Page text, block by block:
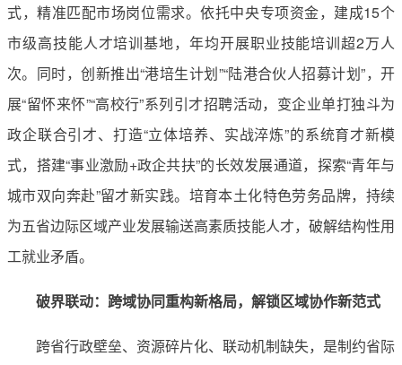
式，精准匹配市场岗位需求。依托中央专项资金，建成15个
市级高技能人才培训基地，年均开展职业技能培训超2万人
次。同时，创新推出“港培生计划”“陆港合伙人招募计划”，开
展“留怀来怀”“高校行”系列引才招聘活动，变企业单打独斗为
政企联合引才、打造“立体培养、实战淬炼”的系统育才新模
式，搭建“事业激励+政企共扶”的长效发展通道，探索“青年与
城市双向奔赴”留才新实践。培育本土化特色劳务品牌，持续
为五省边际区域产业发展输送高素质技能人才，破解结构性用
工就业矛盾。
破界联动：跨域协同重构新格局，解锁区域协作新范式
跨省行政壁垒、资源碎片化、联动机制缺失，是制约省际